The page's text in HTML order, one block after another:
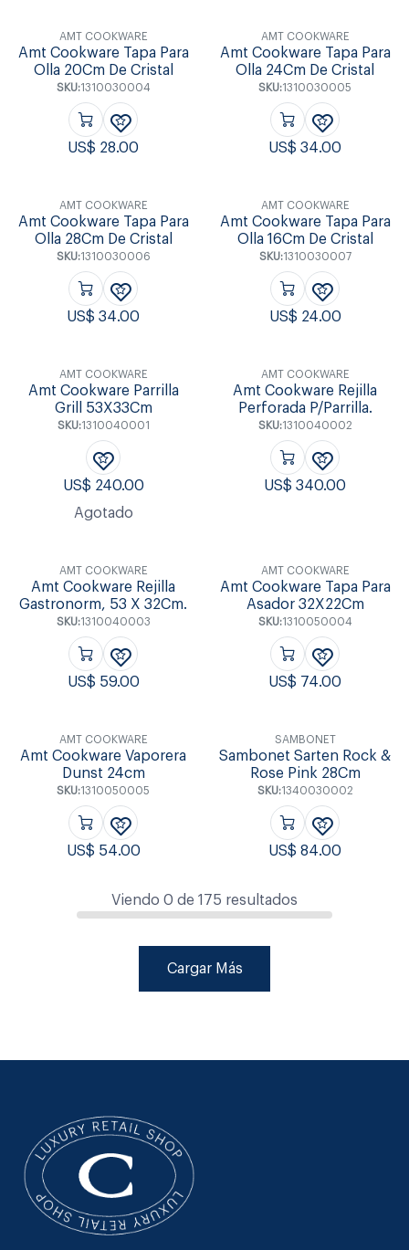
AMT COOKWARE
Amt Cookware Tapa Para
Olla 20Cm De Cristal
SKU:1310030004
US$ 28.00
AMT COOKWARE
Amt Cookware Tapa Para
Olla 24Cm De Cristal
SKU:1310030005
US$34.00
AMT COOKWARE
Amt Cookware Tapa Para
Olla 28Cm De Cristal
SKU:1310030006
US$34.00
AMT COOKWARE
Amt Cookware Tapa Para
Olla 16Cm De Cristal
SKU:1310030007
US$ 24.00
AMT COOKWARE
Amt Cookware Parrilla
Grill 53X33Cm
SKU:1310040001
US$ 240.00
Agotado
AMT COOKWARE
Amt Cookware Rejilla
Perforada P/Parrilla.
SKU:1310040002
US$340.00
AMT COOKWARE
Amt Cookware Rejilla
Gastronorm, 53 X 32Cm.
SKU:1310040003
US$ 59.00
AMT COOKWARE
Amt Cookware Tapa Para
Asador 32X22Cm
SKU:1310050004
US$ 74.00
AMT COOKWARE
Amt Cookware Vaporera
Dunst 24cm
SKU:1310050005
US$ 54.00
SAMBONET
Sambonet Sarten Rock &
Rose Pink 28Cm
SKU:1340030002
US$84.00
Viendo 0 de 175 resultados
Cargar Más